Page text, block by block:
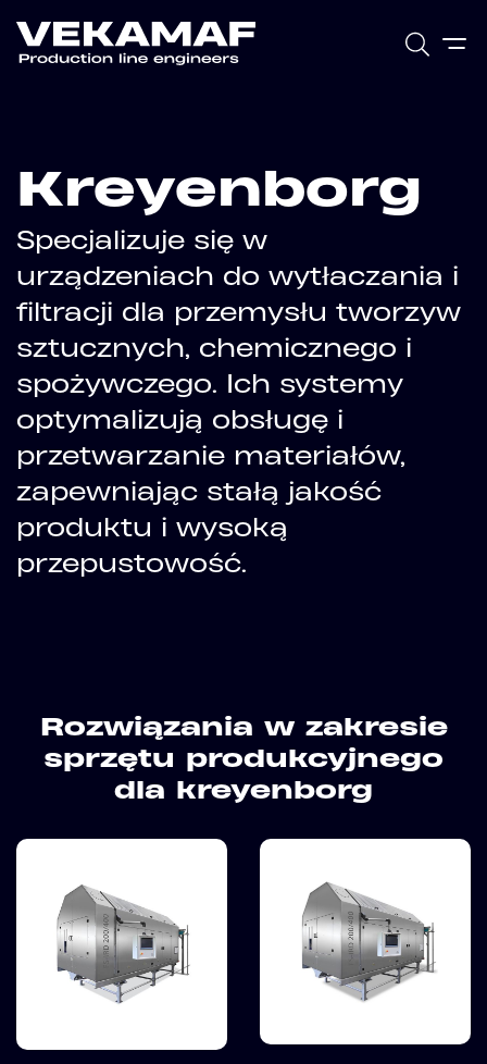
Kreyenborg
Specjalizuje się w
urządzeniach do wytłaczania i
filtracji dla przemysłu tworzyw
sztucznych, chemicznego i
spożywczego. Ich systemy
optymalizują obsługę i
przetwarzanie materiałów,
zapewniając stałą jakość
produktu i wysoką
przepustowość.
Rozwiązania w zakresie
sprzętu produkcyjnego
dla kreyenborg